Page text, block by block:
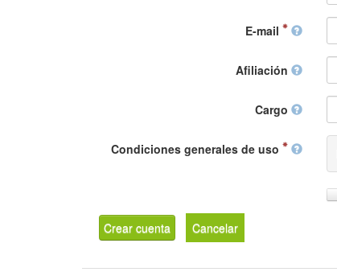
E-mail
Afiliación
Cargo
Condiciones generales de uso
Crear cuenta Cancelar